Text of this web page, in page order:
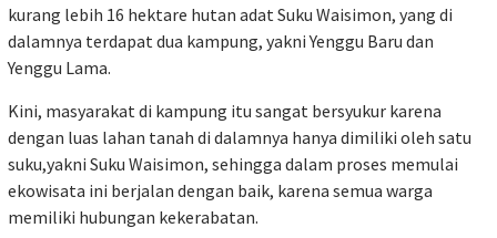
kurang lebih 16 hektare hutan adat Suku Waisimon, yang di
dalamnya terdapat dua kampung, yakni Yenggu Baru dan
Yenggu Lama.
Kini, masyarakat di kampung itu sangat bersyukur karena
dengan luas lahan tanah di dalamnya hanya dimiliki oleh satu
suku,yakni Suku Waisimon, sehingga dalam proses memulai
ekowisata ini berjalan dengan baik, karena semua warga
memiliki hubungan kekerabatan.